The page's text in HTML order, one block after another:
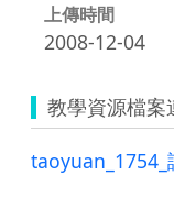
上傳時間
2008-12-04
教學資源檔案